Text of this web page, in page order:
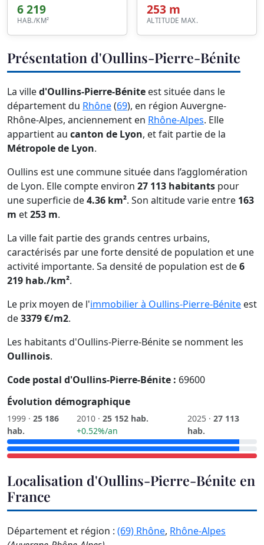
6 219
HAB./KM²
253 m
ALTITUDE MAX.
Présentation d'Oullins-Pierre-Bénite
La villed'Oullins-Pierre-Bénite est située dans le
département du Rhône(69), en région Auvergne-
Rhône-Alpes, anciennement en Rhône-Alpes. Elle
appartient au canton de Lyon, et fait partie de la
Métropole de Lyon.
Oullins est une commune située dans l’agglomération
de Lyon. Elle compte environ 27 113 habitants pour
une superficie de4.36 km². Son altitude varie entre 163
m et253 m.
La ville fait partie des grands centres urbains,
caractérisés par une forte densité de population et une
activité importante. Sa densité de population est de6
219 hab./km².
Le prix moyen de l'immobilier à Oullins-Pierre-Bénite est
de3379 €/m2.
Les habitants d'Oullins-Pierre-Bénite se nomment les
Oullinois.
Code postal d'Oullins-Pierre-Bénite : 69600
Évolution démographique
1999 · 25 186
hab.
2010 · 25 152 hab.
+0.52%/an
2025 ·27 113
hab.
Localisation d'Oullins-Pierre-Bénite en
France
Département et région : (69) Rhône, Rhône-Alpes